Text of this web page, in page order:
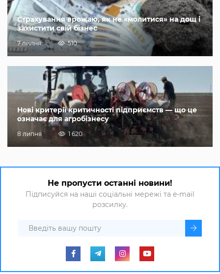
Страхування врожаю, як не «молитися» на дощ і
захистити свій бізнес
7 липня 510
Нові критерії критичності підприємств — що це
означає для агробізнесу
8 липня 1 620
Не пропусти останні новини!
Підписуйся на наші соціальні мережі та e-mail
розсилку.